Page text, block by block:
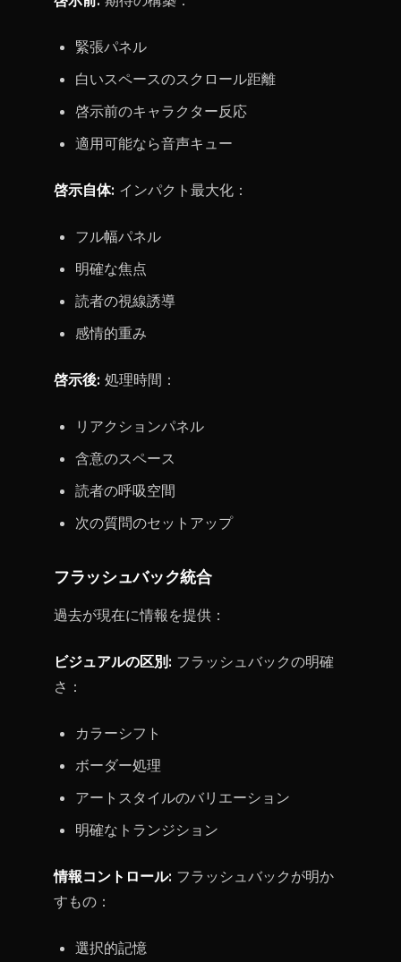
緊張パネル
白いスペースのスクロール距離
啓示前のキャラクター反応
適用可能なら音声キュー
啓示自体: インパクト最大化：
フル幅パネル
明確な焦点
読者の視線誘導
感情的重み
啓示後: 処理時間：
リアクションパネル
含意のスペース
読者の呼吸空間
次の質問のセットアップ
フラッシュバック統合
過去が現在に情報を提供：
ビジュアルの区別: フラッシュバックの明確
さ：
カラーシフト
ボーダー処理
アートスタイルのバリエーション
明確なトランジション
情報コントロール: フラッシュバックが明か
すもの：
選択的記憶